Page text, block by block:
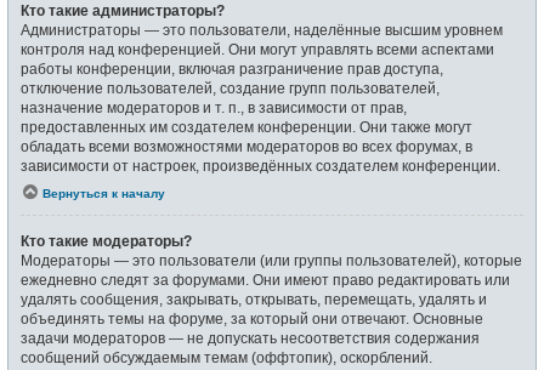
Кто такие администраторы?
Администраторы — это пользователи, наделённые высшим уровнем
контроля над конференцией. Они могут управлять всеми аспектами
работы конференции, включая разграничение прав доступа,
отключение пользователей, создание групп пользователей,
назначение модераторов и т. п., в зависимости от прав,
предоставленных им создателем конференции. Они также могут
обладать всеми возможностями модераторов во всех форумах, в
зависимости от настроек, произведённых создателем конференции.
Вернуться к началу
Кто такие модераторы?
Модераторы — это пользователи (или группы пользователей), которые
ежедневно следят за форумами. Они имеют право редактировать или
удалять сообщения, закрывать, открывать, перемещать, удалять и
объединять темы на форуме, за который они отвечают. Основные
задачи модераторов — не допускать несоответствия содержания
сообщений обсуждаемым темам (оффтопик), оскорблений.